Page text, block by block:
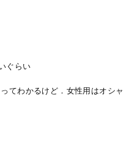
ぐらい
てわかるけど．女性用はオシャ